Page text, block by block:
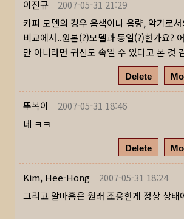
이진규
2007-05-31 21:29
카피 모델의 경우 음색이나 음량, 악기로
비교에서..원본(?)모델과 동일(?)한가요?
만 아니라면 귀신도 속일 수 있다고 본 것
Delete
뚜복이
2007-05-31 18:46
네 ㅋㅋ
Delete
Kim, Hee-Hong
2007-05-31 18:24
그리고 알마홈은 원래 조용한게 정상 상